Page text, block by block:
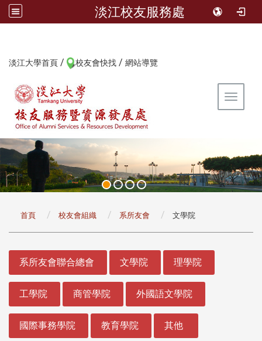
淡江校友服務處
淡江大學首頁 / 校友會快找 / 網站導覽
Toggle
首頁 校友會組織 系所友會 文學院
系所友會聯合總會 文學院 理學院
工學院 商管學院 外國語文學院
國際事務學院 教育學院 其他